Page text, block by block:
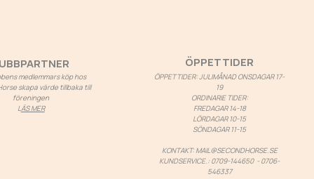
medlemmars köp hos
skapa värde tillbaka till
föreningen
LÄS MER
ÖPPETTIDER
ÖPPETTIDER: JULIMÅNAD ONSDAGAR 17-
19
ORDINARIE TIDER:
FREDAGAR 14-18
LÖRDAGAR 10-15
SÖNDAGAR 11-15
KONTAKT:MAIL@SECONDHORSE.SE
KUNDSERVICE.: 0709-144650 - 0706-
546337